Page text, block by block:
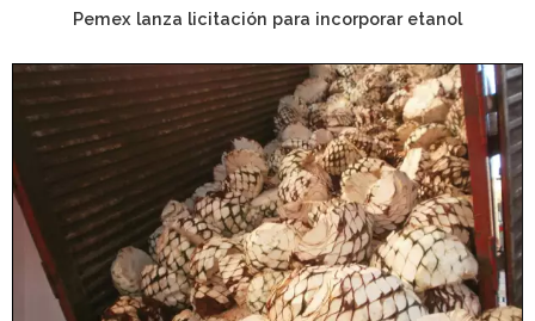
Pemex lanza licitación para incorporar etanol